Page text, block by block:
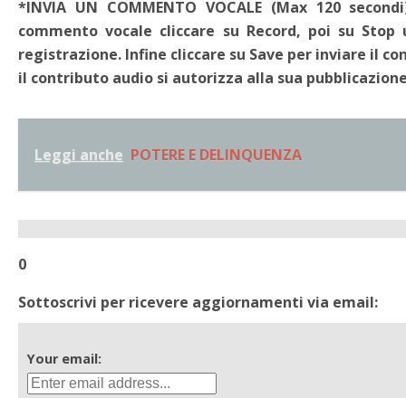
*INVIA UN COMMENTO VOCALE (Max 120
commento vocale cliccare su Record, poi su
registrazione. Infine cliccare su Save per inviare il
il contributo audio si autorizza alla sua
Leggi anche POTERE E DELINQUENZA
0
Sottoscrivi per ricevere aggiornamenti via email:
Your email: